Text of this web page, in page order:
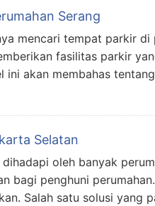
Serang
mencari tempat parkir
fasilitas parkir
akan membahas
Selatan
oleh banyak
bagi penghuni
Salah satu solusi yang